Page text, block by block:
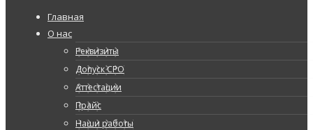
Главная
О нас
Реквизиты
Допуск СРО
Аттестации
Прайс
Наши работы